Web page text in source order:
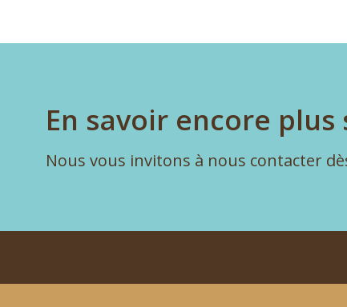
En savoir encore plus
Nous vous invitons à nous contacter